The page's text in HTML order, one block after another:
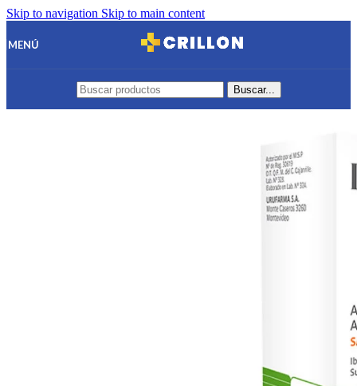
Skip to navigation Skip to main content
MENÚ
Buscar...